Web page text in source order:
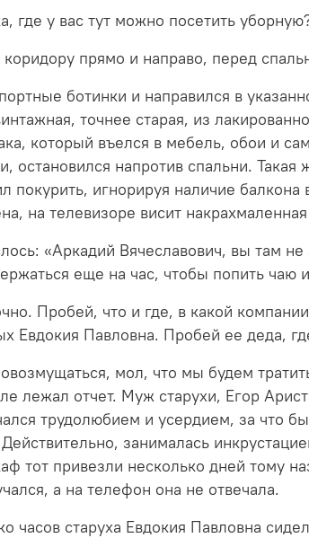
где у вас тут можно посетить
прямо и направо, перед
ботинки и направился в
точнее старая, из
который въелся в мебель, обои и
остановился напротив спальни.
покурить, игнорируя наличие
на телевизоре висит
«Аркадий Вячеславович, вы там
еще на час, чтобы попить
Пробей, что и где, в какой
Евдокия Павловна. Пробей ее деда,
мол, что мы будем
лежал отчет. Муж старухи, Егор
трудолюбием и усердием, за что
занималась
тот привезли несколько дней тому
а на телефон она не отвечала.
часов старуха Евдокия Павловна